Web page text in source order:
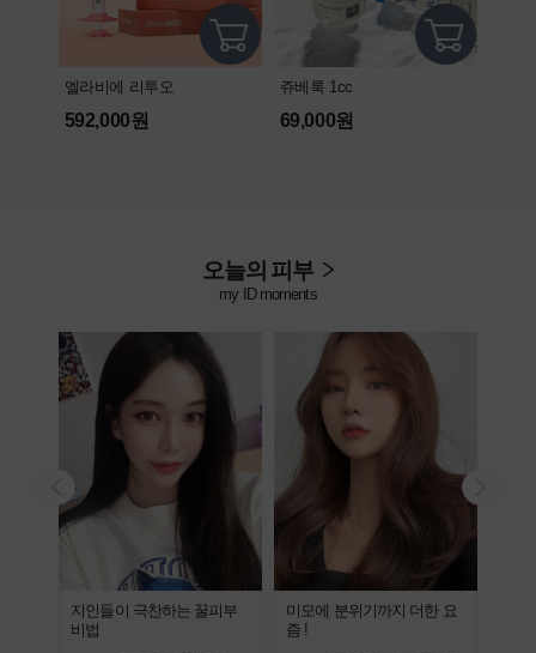
엘라비에 리투오
592,000원
쥬베룩 1cc
69,000원
오늘의 피부
my ID moments
지인들이 극찬하는 꿀피부
비법
미모에 분위기까지 더한 요
즘 !